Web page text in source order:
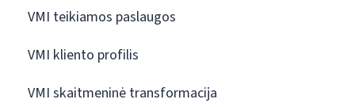
VMI teikiamos paslaugos
VMI kliento profilis
VMI skaitmeninė transformacija